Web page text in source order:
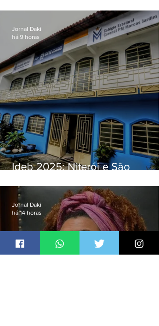
Ideb 2025: Niterói e São
distintos no ensino médio; veja
Jornal Daki
há 9 horas
Jornal Daki
há 14 horas